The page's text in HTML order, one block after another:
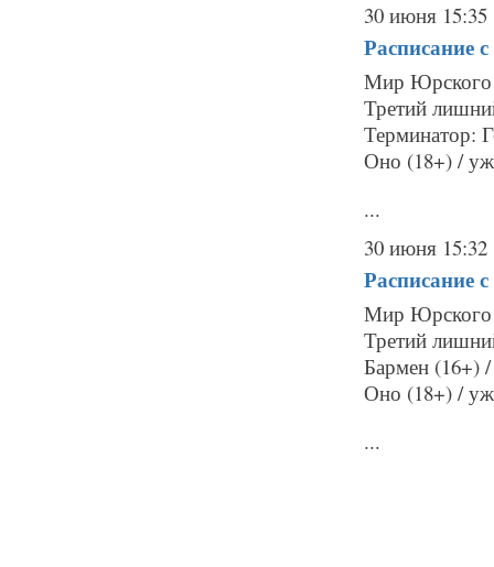
30 июня 15:35
Расписание
Мир Юрского
Третий
Терминатор:
Оно (18+) /
...
30 июня 15:32
Расписание
Мир Юрского
Третий
Бармен (16+)
Оно (18+) /
...